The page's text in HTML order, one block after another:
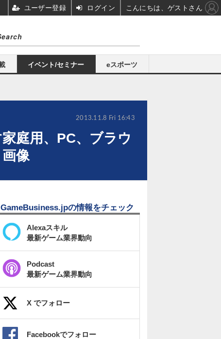
イベント/セミナー eスポーツ
庭用、PC、ブラウ
像
2013.11.8 Fri 16:43
GameBusiness.jpの情報をチェック
Alexaスキル
最新ゲーム業界動向
Podcast
最新ゲーム業界動向
X でフォロー
Facebookでフォロー
ユーザー登録 ログイン こんにちは、ゲストさん